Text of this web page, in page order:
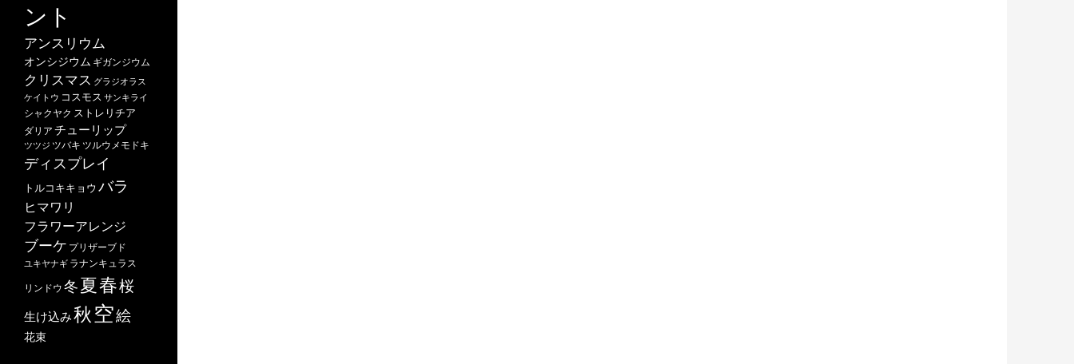
ント
アンスリウム
オンシジウム ギガンジウム
クリスマス グラジオラス
ケイトウ コスモス サンキライ
シャクヤク ストレリチア
ダリア チューリップ
ツツジ ツバキ ツルウメモドキ
ディスプレイ
トルコキキョウ バラ
ヒマワリ
フラワーアレンジ
ブーケ プリザーブド
ユキヤナギ ラナンキュラス
リンドウ 冬夏春桜
生け込み秋 空絵
花束